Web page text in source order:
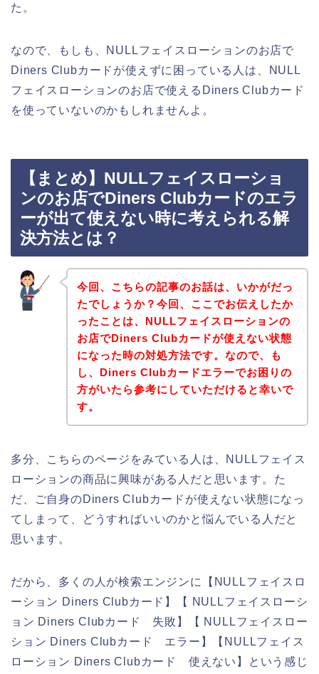
た。
なので、もしも、NULLフェイスローションのお店で
Diners Clubカードが使えずに困っている人は、NULL
フェイスローションのお店で使えるDiners Clubカード
を使っていないのかもしれませんよ。
【まとめ】NULLフェイスローショ
ンのお店でDiners Clubカードのエラ
ーが出て使えない時に考えられる解
決方法とは？
今回、こちらの記事のお話は、いかがだっ
たでしょうか？今回、ここでお伝えしたか
ったことは、NULLフェイスローションの
お店でDiners Clubカードが使えない状態
になった時の対処方法です。なので、も
し、Diners Clubカードエラーでお困りの
方がいたら参考にしていただけると幸いで
す。
多分、こちらのページをみている人は、NULLフェイス
ローションの商品に興味がある人だと思います。た
だ、ご自身のDiners Clubカードが使えない状態になっ
てしまって、どうすればいいのかと悩んでいる人だと
思います。
だから、多くの人が検索エンジンに【NULLフェイスロ
ーション Diners Clubカード】【 NULLフェイスローシ
ョン Diners Clubカード 失敗】【 NULLフェイスロー
ション Diners Clubカード エラー】【NULLフェイス
ローション Diners Clubカード 使えない】という感じ